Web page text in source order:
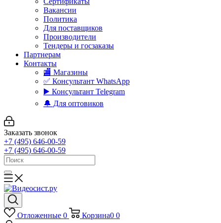
Вакансии
Политика
Для поставщиков
Производители
Тендеры и госзаказы
Партнерам
Контакты
🏬 Магазины
✅️ Консультант WhatsApp
▶️ Консультант Telegram
🔔 Для оптовиков
Заказать звонок
+7 (495) 646-00-59
+7 (495) 646-00-59
Отложенные 0 Корзина0 0